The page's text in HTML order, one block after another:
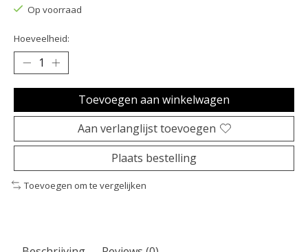
Op voorraad
Hoeveelheid:
Toevoegen aan winkelwagen
Aan verlanglijst toevoegen
Plaats bestelling
Toevoegen om te vergelijken